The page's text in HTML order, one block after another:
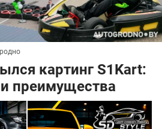
картинг S1Kart:
преимущества